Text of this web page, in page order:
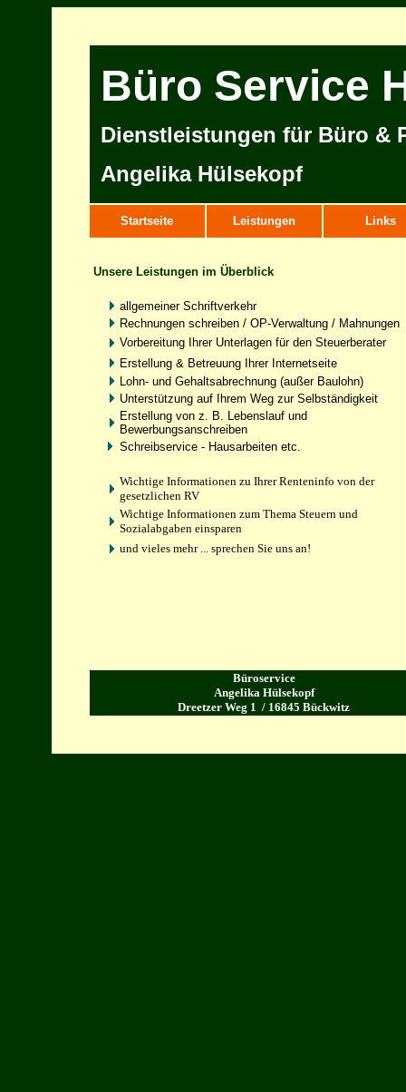
Büro Service
Dienstleistungen für Büro &
Angelika Hülsekopf
Startseite Leistungen Links
Unsere Leistungen im Überblick
allgemeiner Schriftverkehr
Rechnungen schreiben / OP-Verwaltung / Mahnungen
Vorbereitung Ihrer Unterlagen für den Steuerberater
Erstellung & Betreuung Ihrer Internetseite
Lohn- und Gehaltsabrechnung (außer Baulohn)
Unterstützung auf Ihrem Weg zur Selbständigkeit
Erstellung von z. B. Lebenslauf und
Bewerbungsanschreiben
Schreibservice - Hausarbeiten etc.
Wichtige Informationen zu Ihrer Renteninfo von der
gesetzlichen RV
Wichtige Informationen zum Thema Steuern und
Sozialabgaben einsparen
und vieles mehr ... sprechen Sie uns an!
Büroservice
Angelika Hülsekopf
Dreetzer Weg 1 / 16845 Bückwitz